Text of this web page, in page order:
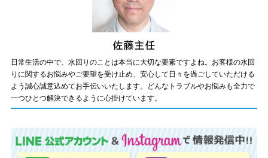
日常生活の中で、水回りのことは本当に大切な要素ですよね。お客様の水回
りに関するお悩みやご要望を受け止め、安心して日々を過ごしていただける
よう誠心誠意込めてお手伝いいたします。どんなトラブルやお悩みも全力で
一つひとつ解決できるように心掛けています。